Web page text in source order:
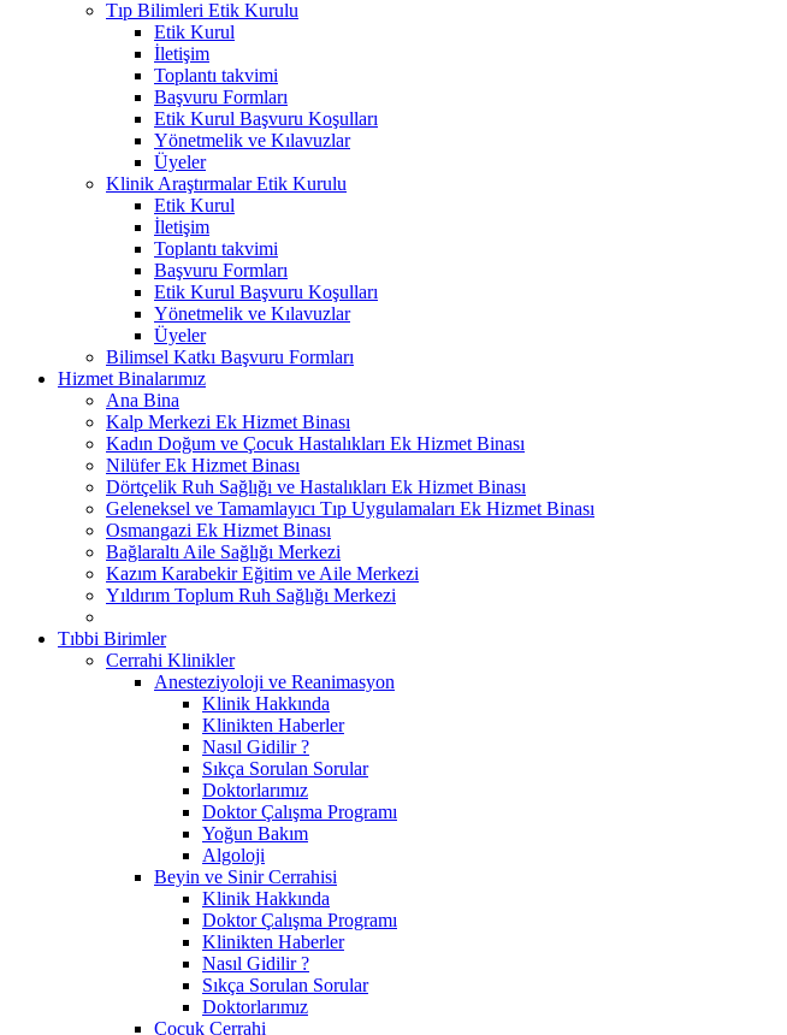
Tıp Bilimleri Etik Kurulu
Etik Kurul
İletişim
Toplantı takvimi
Başvuru Formları
Etik Kurul Başvuru Koşulları
Yönetmelik ve Kılavuzlar
Üyeler
Klinik Araştırmalar Etik Kurulu
Etik Kurul
İletişim
Toplantı takvimi
Başvuru Formları
Etik Kurul Başvuru Koşulları
Yönetmelik ve Kılavuzlar
Üyeler
Bilimsel Katkı Başvuru Formları
Hizmet Binalarımız
Ana Bina
Kalp Merkezi Ek Hizmet Binası
Kadın Doğum ve Çocuk Hastalıkları Ek Hizmet Binası
Nilüfer Ek Hizmet Binası
Dörtçelik Ruh Sağlığı ve Hastalıkları Ek Hizmet Binası
Geleneksel ve Tamamlayıcı Tıp Uygulamaları Ek Hizmet Binası
Osmangazi Ek Hizmet Binası
Bağlaraltı Aile Sağlığı Merkezi
Kazım Karabekir Eğitim ve Aile Merkezi
Yıldırım Toplum Ruh Sağlığı Merkezi
Tıbbi Birimler
Cerrahi Klinikler
Anesteziyoloji ve Reanimasyon
Klinik Hakkında
Klinikten Haberler
Nasıl Gidilir ?
Sıkça Sorulan Sorular
Doktorlarımız
Doktor Çalışma Programı
Yoğun Bakım
Algoloji
Beyin ve Sinir Cerrahisi
Klinik Hakkında
Doktor Çalışma Programı
Klinikten Haberler
Nasıl Gidilir ?
Sıkça Sorulan Sorular
Doktorlarımız
Çocuk Cerrahi